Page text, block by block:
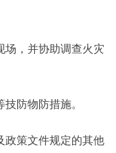
，并协助调查火灾
防物防措施。
策文件规定的其他